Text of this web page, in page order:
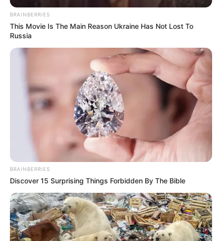
BRAINBERRIES
This Movie Is The Main Reason Ukraine Has Not Lost To
Russia
BRAINBERRIES
Discover 15 Surprising Things Forbidden By The Bible